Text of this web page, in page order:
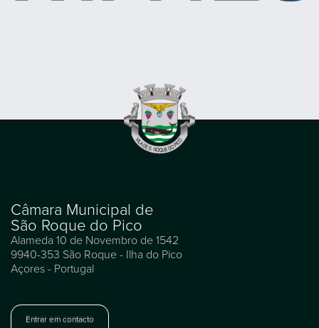
Câmara Municipal de
São Roque do Pico
Alameda 10 de Novembro de 1542
9940-353 São Roque - Ilha do Pico
Açores - Portugal
Entrar em contacto